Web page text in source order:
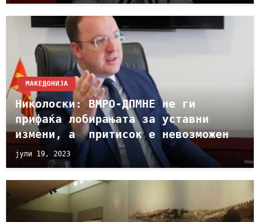
МАКЕДОНИЈА
Николоски: ВМРО-ДПМНЕ не ги
прифаќа лобирањата за уставни
измени, а притисок е невозможен
јули 19, 2023